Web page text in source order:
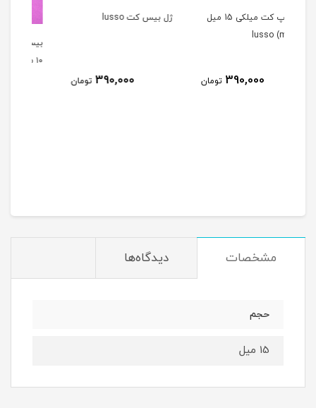
ژل بيس کت lusso
390,000
بیس کت سالن ( بیس ژل )
مشخصات دیدگاه‌ها
حجم
15 میل